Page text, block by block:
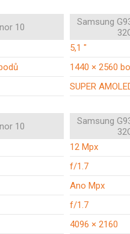
10
Samsung
5,1 "
1440 × 2560
SUPER
10
Samsung
12 Mpx
f/1.7
Ano Mpx
f/1.7
4096 × 2160